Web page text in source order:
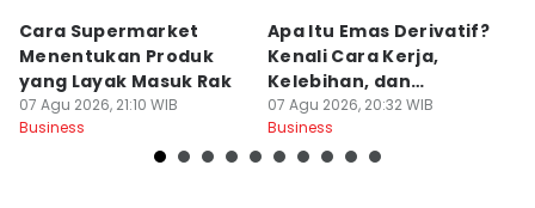
Cara Supermarket
Menentukan Produk
yang Layak Masuk Rak
07 Agu 2026, 21:10 WIB
Business
Apa Itu Emas Derivatif?
Kenali Cara Kerja,
Kelebihan, dan
Risikonya
07 Agu 2026, 20:32 WIB
Business